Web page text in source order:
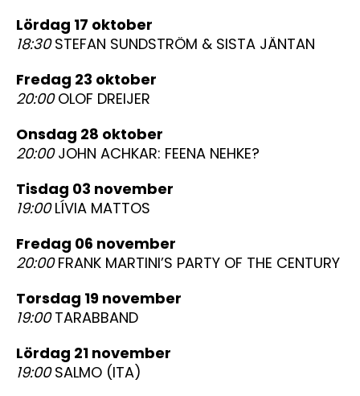
lördag 17 oktober
18:30STEFAN SUNDSTRÖM & SISTA JÄNTAN
fredag 23 oktober
20:00OLOF DREIJER
onsdag 28 oktober
20:00JOHN ACHKAR: FEENA NEHKE?
tisdag 03 november
19:00LÍVIA MATTOS
fredag 06 november
20:00FRANK MARTINI’S PARTY OF THE CENTURY
torsdag 19 november
19:00TARABBAND
lördag 21 november
19:00SALMO (ITA)